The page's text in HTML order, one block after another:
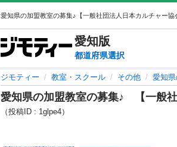
愛知版
都道府県選択
ジモティー 教室・スクール その他 愛知
愛知県の加盟教室の募集♪ 【一般
（投稿ID : 1glpe4）